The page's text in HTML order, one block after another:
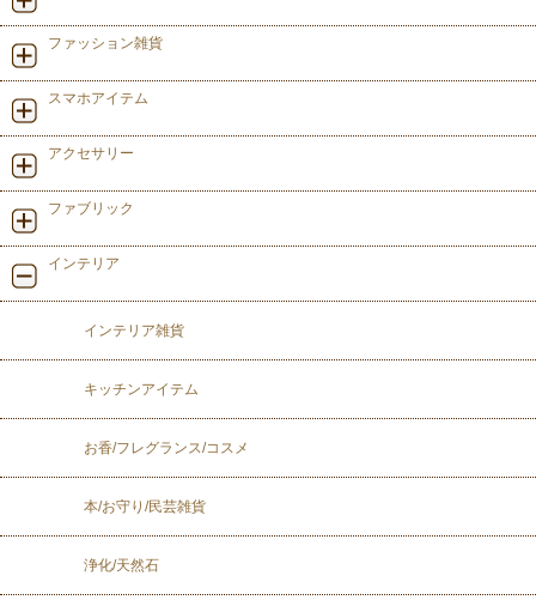
ファッション雑貨
スマホアイテム
アクセサリー
ファブリック
インテリア
インテリア雑貨
キッチンアイテム
お香/フレグランス/コスメ
本/お守り/民芸雑貨
浄化/天然石